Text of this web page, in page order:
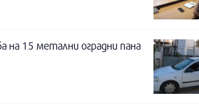
на 15 метални оградни пана